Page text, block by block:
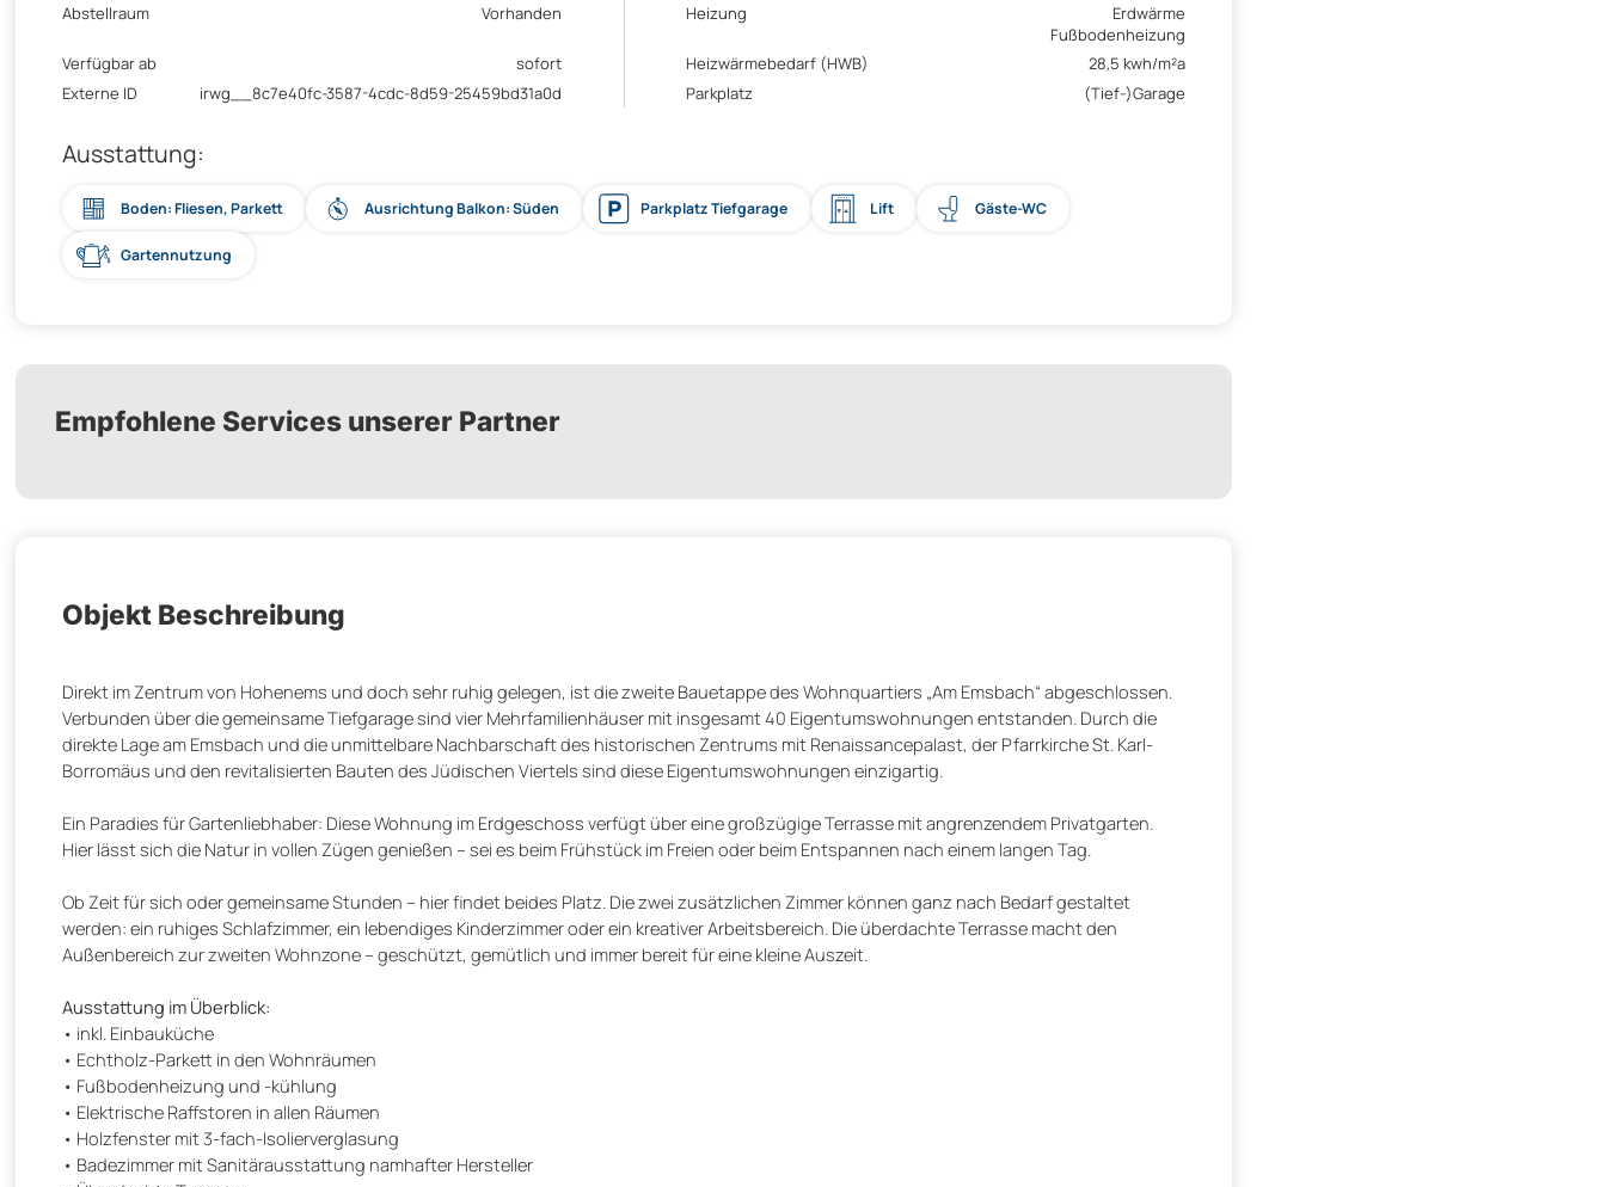
Abstellraum
Vorhanden Heizung
Erdwärme
Fußbodenheizung
Verfügbar ab
sofort Heizwärmebedarf (HWB)
28,5 kwh/m²a
Externe ID
irwg__8c7e40fc-3587-4cdc-8d59-25459bd31a0d Parkplatz (Tief-)Garage
Ausstattung:
Boden: Fliesen, Parkett Ausrichtung Balkon: Süden Parkplatz Tiefgarage Lift Gäste-WC
Gartennutzung
Empfohlene Services unserer Partner
Objekt Beschreibung
Direkt im Zentrum von Hohenems und doch sehr ruhig gelegen, ist die zweite Bauetappe des Wohnquartiers „Am Emsbach“ abgeschlossen.
Verbunden über die gemeinsame Tiefgarage sind vier Mehrfamilienhäuser mit insgesamt 40 Eigentumswohnungen entstanden. Durch die
direkte Lage am Emsbach und die unmittelbare Nachbarschaft des historischen Zentrums mit Renaissancepalast, der Pfarrkirche St. Karl-
Borromäus und den revitalisierten Bauten des Jüdischen Viertels sind diese Eigentumswohnungen einzigartig.
Ein Paradies für Gartenliebhaber: Diese Wohnung im Erdgeschoss verfügt über eine großzügige Terrasse mit angrenzendem Privatgarten.
Hier lässt sich die Natur in vollen Zügen genießen – sei es beim Frühstück im Freien oder beim Entspannen nach einem langen Tag.
Ob Zeit für sich oder gemeinsame Stunden – hier findet beides Platz. Die zwei zusätzlichen Zimmer können ganz nach Bedarf gestaltet
werden: ein ruhiges Schlafzimmer, ein lebendiges Kinderzimmer oder ein kreativer Arbeitsbereich. Die überdachte Terrasse macht den
Außenbereich zur zweiten Wohnzone – geschützt, gemütlich und immer bereit für eine kleine Auszeit.
Ausstattung im Überblick:
• inkl. Einbauküche
• Echtholz-Parkett in den Wohnräumen
• Fußbodenheizung und -kühlung
• Elektrische Raffstoren in allen Räumen
• Holzfenster mit 3-fach-Isolierverglasung
• Badezimmer mit Sanitärausstattung namhafter Hersteller